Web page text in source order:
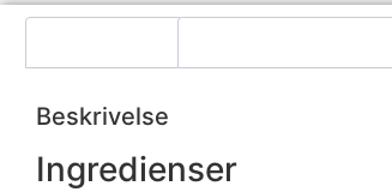
Beskrivelse
Ingredienser